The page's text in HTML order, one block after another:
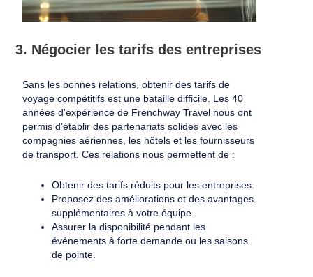
3. Négocier les tarifs des entreprises
Sans les bonnes relations, obtenir des tarifs de
voyage compétitifs est une bataille difficile. Les 40
années d'expérience de Frenchway Travel nous ont
permis d'établir des partenariats solides avec les
compagnies aériennes, les hôtels et les fournisseurs
de transport. Ces relations nous permettent de :
Obtenir des tarifs réduits pour les entreprises.
Proposez des améliorations et des avantages
supplémentaires à votre équipe.
Assurer la disponibilité pendant les
événements à forte demande ou les saisons
de pointe.